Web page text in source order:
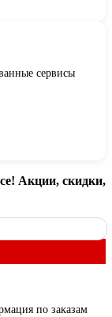
сервисы
Акции, скидки,
по заказам